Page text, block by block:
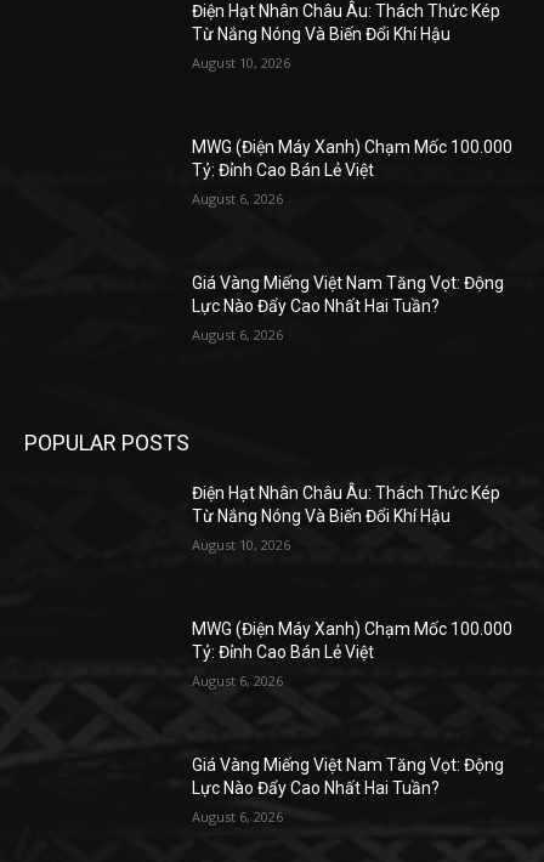
Điện Hạt Nhân Châu Âu: Thách Thức Kép
Từ Nắng Nóng Và Biến Đổi Khí Hậu
August 10, 2026
MWG (Điện Máy Xanh) Chạm Mốc 100.000
Tỷ: Đỉnh Cao Bán Lẻ Việt
August 6, 2026
Giá Vàng Miếng Việt Nam Tăng Vọt: Động
Lực Nào Đẩy Cao Nhất Hai Tuần?
August 6, 2026
POPULAR POSTS
Điện Hạt Nhân Châu Âu: Thách Thức Kép
Từ Nắng Nóng Và Biến Đổi Khí Hậu
August 10, 2026
MWG (Điện Máy Xanh) Chạm Mốc 100.000
Tỷ: Đỉnh Cao Bán Lẻ Việt
August 6, 2026
Giá Vàng Miếng Việt Nam Tăng Vọt: Động
Lực Nào Đẩy Cao Nhất Hai Tuần?
August 6, 2026